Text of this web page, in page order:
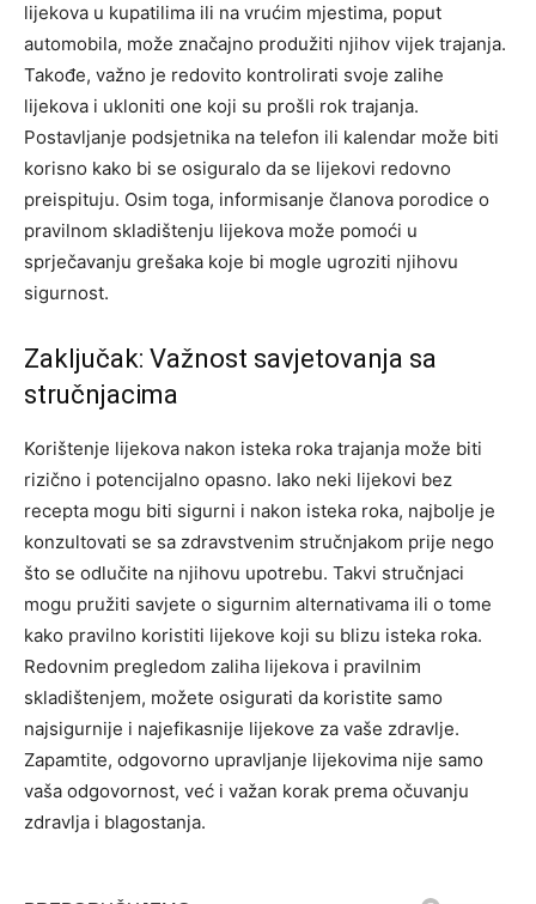
lijekova u kupatilima ili na vrućim mjestima, poput
automobila, može značajno produžiti njihov vijek trajanja.
Takođe, važno je redovito kontrolirati svoje zalihe
lijekova i ukloniti one koji su prošli rok trajanja.
Postavljanje podsjetnika na telefon ili kalendar može biti
korisno kako bi se osiguralo da se lijekovi redovno
preispituju. Osim toga, informisanje članova porodice o
pravilnom skladištenju lijekova može pomoći u
sprječavanju grešaka koje bi mogle ugroziti njihovu
sigurnost.
Zaključak: Važnost savjetovanja sa
stručnjacima
Korištenje lijekova nakon isteka roka trajanja može biti
rizično i potencijalno opasno. Iako neki lijekovi bez
recepta mogu biti sigurni i nakon isteka roka, najbolje je
konzultovati se sa zdravstvenim stručnjakom prije nego
što se odlučite na njihovu upotrebu. Takvi stručnjaci
mogu pružiti savjete o sigurnim alternativama ili o tome
kako pravilno koristiti lijekove koji su blizu isteka roka.
Redovnim pregledom zaliha lijekova i pravilnim
skladištenjem, možete osigurati da koristite samo
najsigurnije i najefikasnije lijekove za vaše zdravlje.
Zapamtite, odgovorno upravljanje lijekovima nije samo
vaša odgovornost, već i važan korak prema očuvanju
zdravlja i blagostanja.